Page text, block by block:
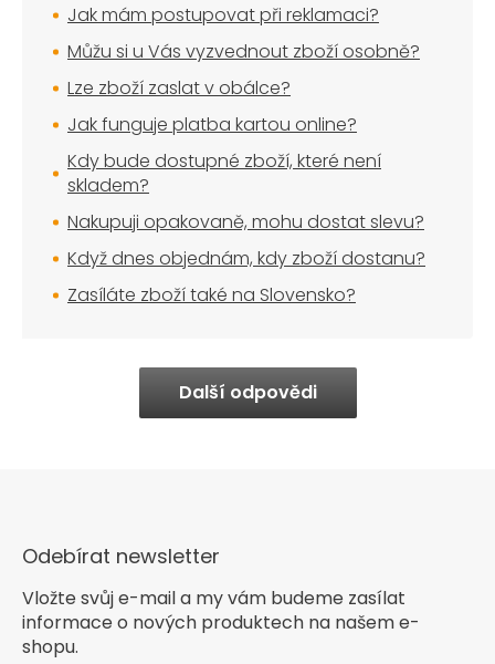
Jak mám postupovat při reklamaci?
Můžu si u Vás vyzvednout zboží osobně?
Lze zboží zaslat v obálce?
Jak funguje platba kartou online?
Kdy bude dostupné zboží, které není
skladem?
Nakupuji opakovaně, mohu dostat slevu?
Když dnes objednám, kdy zboží dostanu?
Zasíláte zboží také na Slovensko?
Další odpovědi
Odebírat newsletter
Vložte svůj e-mail a my vám budeme zasílat
informace o nových produktech na našem e-
shopu.